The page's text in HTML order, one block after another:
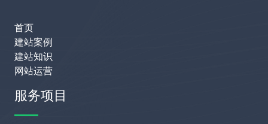
首页
建站案例
建站知识
网站运营
服务项目